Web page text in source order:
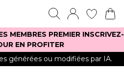
MEMBRES PREMIER INSCRIVEZ-
EN PROFITER
générées ou modifiées par IA.